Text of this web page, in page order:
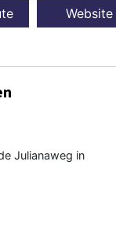
Website
Julianaweg in